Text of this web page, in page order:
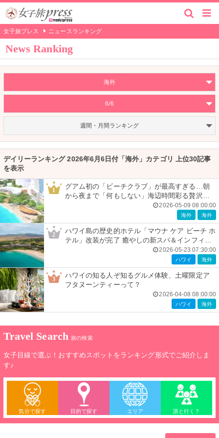
女子旅プレス ニュースランキング
News Ranking
海外
6/6
週間・月間ランキング
デイリーランキング 2026年6月6日付「海外」カテゴリ 上位30記事
を表示
1
グアム初の「ビーチクラブ」が最高すぎる…朝
から夜まで「何もしない」海辺時間彩る贅沢空
2026-05-09 08:00:00
海外 海外
2
ハワイ島の歴史的ホテル「マウナ ケア ビーチ ホ
テル」改装が完了 癒やしの新スパ＆インフィニ
2026-05-23 07:30:00
ハワイ 海外
3
ハワイの知る人ぞ知るグルメ体験、土曜限定ア
フタヌーンティーって？
2026-04-08 08:00:00
ハワイ 海外
Travel Search 旅の検索
女子目線で選ぶ！おすすめスポットをランキング形式でご紹介しま
す♪
気分で探す 目的で探す エリア 誰と行く？